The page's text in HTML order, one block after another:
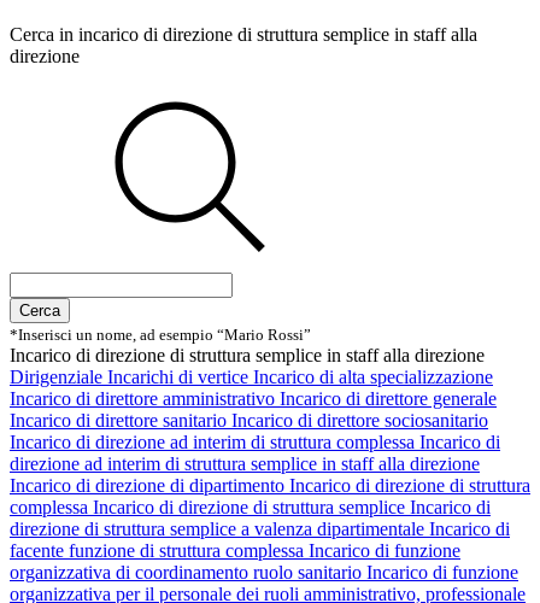
Cerca in incarico di direzione di struttura semplice in staff alla
direzione
Cerca
*Inserisci un nome, ad esempio “Mario Rossi”
Incarico di direzione di struttura semplice in staff alla direzione
Dirigenziale Incarichi di vertice Incarico di alta specializzazione
Incarico di direttore amministrativo Incarico di direttore generale
Incarico di direttore sanitario Incarico di direttore sociosanitario
Incarico di direzione ad interim di struttura complessa Incarico di
direzione ad interim di struttura semplice in staff alla direzione
Incarico di direzione di dipartimento Incarico di direzione di struttura
complessa Incarico di direzione di struttura semplice Incarico di
direzione di struttura semplice a valenza dipartimentale Incarico di
facente funzione di struttura complessa Incarico di funzione
organizzativa di coordinamento ruolo sanitario Incarico di funzione
organizzativa per il personale dei ruoli amministrativo, professionale